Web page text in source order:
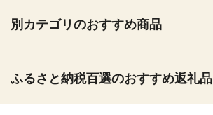
別カテゴリのおすすめ商品
ふるさと納税百選のおすすめ返礼品